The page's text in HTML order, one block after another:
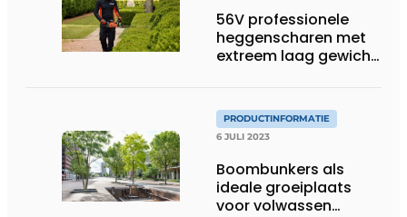
56V professionele
heggenscharen met
extreem laag gewicht
PRODUCTINFORMATIE
6 JULI 2023
Boombunkers als
ideale groeiplaats
voor volwassen